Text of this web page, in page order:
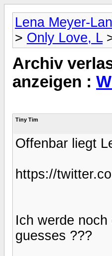
Lena Meyer-
> Only Love, L
Archiv
anzeigen :
Tiny Tim
Offenbar liegt
https://
Ich werde
guesses ???